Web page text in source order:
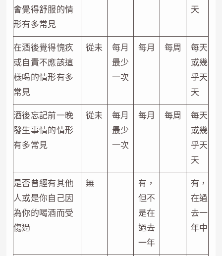
會覺得舒服的情
形有多常見
天
在酒後覺得愧疚
或自責不應該這
樣喝的情形有多
常見
從未
每月
最少
一次
每月 每周
每天
或幾
乎天
天
酒後忘記前一晚
發生事情的情形
有多常見
從未
每月
最少
一次
每月 每周
每天
或幾
乎天
天
是否曾經有其他
人或是你自己因
為你的喝酒而受
傷過
無
有，
但不
是在
過去
一年
有，
在過
去一
年中